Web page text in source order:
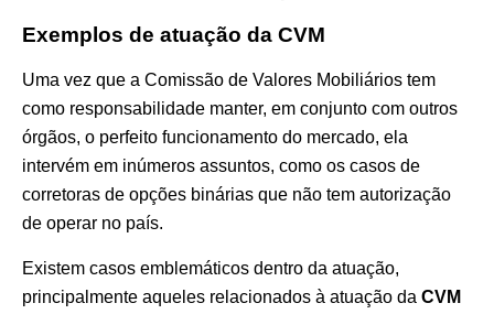
Exemplos de atuação da CVM
Uma vez que a Comissão de Valores Mobiliários tem
como responsabilidade manter, em conjunto com outros
órgãos, o perfeito funcionamento do mercado, ela
intervém em inúmeros assuntos, como os casos de
corretoras de opções binárias que não tem autorização
de operar no país.
Existem casos emblemáticos dentro da atuação,
principalmente aqueles relacionados à atuação da CVM